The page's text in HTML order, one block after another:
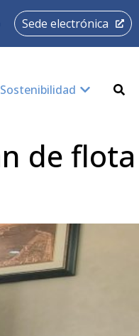
Sede electrónica
Sostenibilidad
de flota